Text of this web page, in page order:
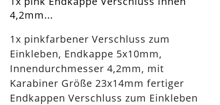
4,2mm...
1x pinkfarbener Verschluss zum
Einkleben, Endkappe 5x10mm,
Innendurchmesser 4,2mm, mit
Karabiner Größe 23x14mm fertiger
Endkappen Verschluss zum Einkleben